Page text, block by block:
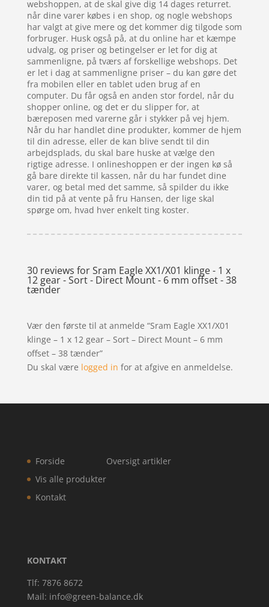
webshoppen, at de skal give dig 14 dages returret.
når dine varer købes i en shop, og nogle webshops
har valgt at give mere og det kommer dig tilgode som
forbruger. Husk også på, at du online har et kæmpe
udvalg, og priser og betingelser er let for dig at
sammenligne, på tværs af forskellige webshops. Det
er let i dag at sammenligne priser – du kan gøre det
fra mobilen eller en tablet uden brug af en
computer. Du får også en anden stor fordel, når du
shopper online, og det er du slipper for, at
bæreposen med varerne går i stykker på vej hjem.
Når du har handlet dine produkter, kommer de hjem
til din adresse, eller de kan blive sendt til din
arbejdsplads, du skal bare huske at vælge den
rigtige adresse. I onlineshoppen er der ingen kø så
gå bare direkte til kassen, når du har fundet dine
varer, og betal med det samme, så spilder du ikke
din tid på at vente på fru Hansen, der lige skal
spørge om, hvad hver enkelt ting koster.
30 reviews forSram Eagle XX1/X01 klinge - 1 x
12 gear - Sort - Direct Mount - 6 mm offset - 38
tænder
Vær den første til at anmelde “Sram Eagle XX1/X01
klinge – 1 x 12 gear – Sort – Direct Mount – 6 mm
offset – 38 tænder”
Du skal være logged in for at afgive en anmeldelse.
Forside
Vis alle produkter
Kontakt
Oversigt artikler
KONTAKT
Tlf: 7876 8672
Mail: info@green-balance.dk